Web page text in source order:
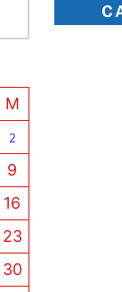
M
2
9
16
23
30